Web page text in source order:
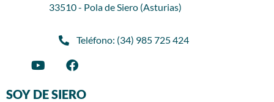
33510 - Pola de Siero (Asturias)
Teléfono: (34) 985 725 424
SOY DE SIERO